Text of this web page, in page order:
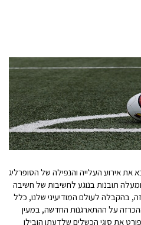
אירוע העלייה והנפילה של הסופרליג
תובנות בנוגע לחשיבות של חשיבה
בהקבלה לעולם המודיעיני שלנו, כלל
על ההתארגנות החדשה, במעין
את סוגי הכשלים שלדעתו הובילו